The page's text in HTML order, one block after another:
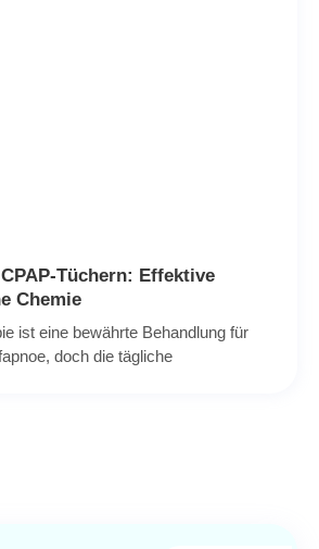
Tüchern: Effektive
Chemie
ist eine bewährte Behandlung für
doch die tägliche